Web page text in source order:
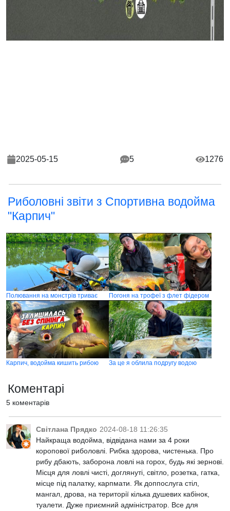
2025-05-15 5 1276
Риболовні звіти з Спортивна водойма
"Карпич"
Полювання на монстрів триває Погоня на трофеї з флет фідером
Карпич, водойма кишить рибою За це я облила подругу водою
Коментарі
5 коментарів
Світлана Прядко 2024-08-18 11:26:35
Найкраща водойма, відвідана нами за 4 роки
коропової риболовлі. Рибка здорова, чистенька. Про
рибу дбають, заборона ловлі на горох, будь які зернові.
Місця для ловлі чисті, доглянуті, світло, розетка, гатка,
місце під палатку, карпмати. Як доппослуга стіл,
мангал, дрова, на території кілька душевих кабінок,
туалети. Дуже приємний адміністратор. Все для